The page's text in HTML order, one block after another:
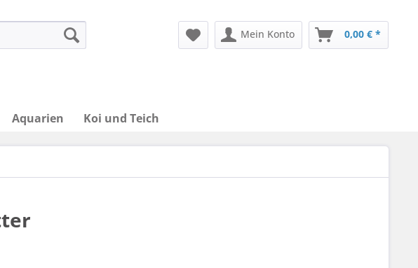
Mein Konto 0,00 € *
Aquarien Koi und Teich